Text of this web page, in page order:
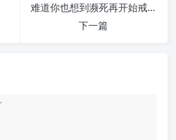
难道你也想到濒死再开始戒？我告诉你那就晚了！ | 纵欲危害
下一篇